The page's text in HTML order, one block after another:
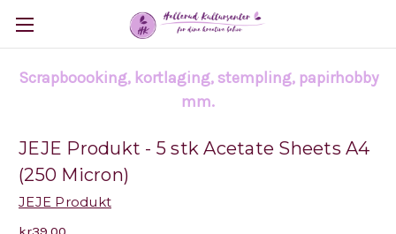
Scrapboooking, kortlaging, stempling, papirhobby
mm.
JEJE Produkt - 5 stk Acetate Sheets A4
(250 Micron)
JEJE Produkt